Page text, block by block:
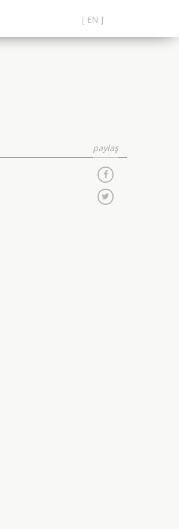
[ EN ]
paylaş